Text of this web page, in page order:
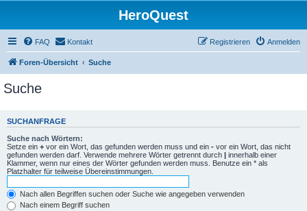
HeroQuest
FAQ Kontakt Anmelden
Registrieren
Foren-Übersicht Suche
Suche
SUCHANFRAGE
Suche nach Wörtern:
Setze ein + vor ein Wort, das gefunden werden muss und ein - vor ein Wort, das nicht
gefunden werden darf. Verwende mehrere Wörter getrennt durch | innerhalb einer
Klammer, wenn nur eines der Wörter gefunden werden muss. Benutze ein * als
Platzhalter für teilweise Übereinstimmungen.
Nach allen Begriffen suchen oder Suche wie angegeben verwenden
Nach einem Begriff suchen